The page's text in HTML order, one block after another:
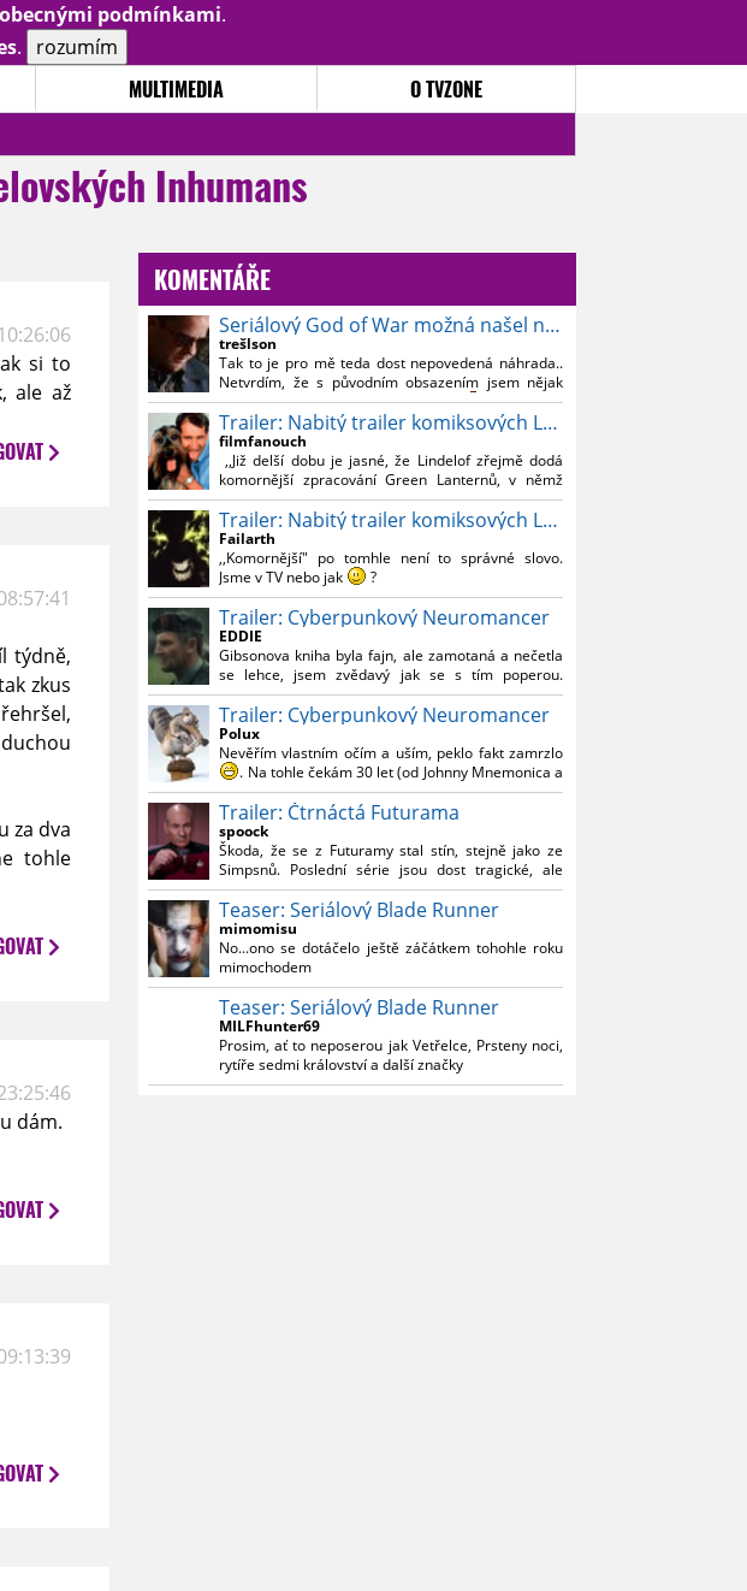
podmínkami.
. rozumím
MULTIMEDIA O TVZONE
Inhumans
si to
ale až
týdně,
zkus
za dva
tohle
dám.
KOMENTÁŘE
Seriálový God of War možná našel nového Kratose
trešlson
Tak to je pro mě teda dost nepovedená náhrada..
Netvrdím, že s původním obsazením jsem nějak
souznil, ale Bautistu fakt nemusim..
Trailer: Nabitý trailer komiksových Lanterns
filmfanouch
,,Již delší dobu je jasné, že Lindelof zřejmě dodá
komornější zpracování Green Lanternů, v němž
nebude moc prostoru na vesmírné blbnutí, o to více
se ovšem bude moci nová adaptace odprostit třeba
od filmového Green Lanterna s Ryanem
Reynoldsem.´´ Co je na tom nesrozumitelného?
Trailer: Nabitý trailer komiksových Lanterns
Failarth
,,Komornější" po tomhle není to správné slovo.
Jsme v TV nebo jak
?
Nebál bych se říct, že to vypadá skvěle jak po
stránce kvantity materiálu, tak i formou.
Výběr Ulricha Tomsena pro mě velké překvapení a
velmi zajímavá volba bravo.
Chandler je lepší a lepší s každou novou scénou.
Komiksy to mají ted´těžké, paradoxně tomu škodí
to všechno kolem (DC nebo MCU to je buřt) , ale
nezasloužilo by si to zářez jen kvůli tomu. Držím
tomu palce.
Trailer: Cyberpunkový Neuromancer
EDDIE
Gibsonova kniha byla fajn, ale zamotaná a nečetla
se lehce, jsem zvědavý jak se s tím poperou.
Grafický román jsem nevěděl, že existuje.
Trailer: Cyberpunkový Neuromancer
Polux
Nevěřím vlastním očím a uším, peklo fakt zamrzlo
. Na tohle čekám 30 let (od Johnny Mnemonica a
tehdejšího zjištění z časopisů, kdo je to Gibson a co
je jeho debutová kniha zač), přičemž 25 let (od
Matrixu, který pojem cyberpunk dostal do
povědomí i obyčejného diváka a nikoliv fanouška
žánru) marně doufám, že si po řadě "duchovních
nástupců", kteří přišli poté (Ghost In The Shell, Alita:
Battle Angel, Altered Carbon, Blade Runner 2049,
Cyberpunk 2077, atd.), někdo konečně vzpomene i
na bibli cyberpunku, se kterou to všechno začalo.
Teď už nezbývá nic jiného než se tiše modlit a
doufat, že to bude stát za to
. Plus kudos za
sázku na seriál a nikoliv film, snad tvůrci tu výsadu
násobně větší stopáže náležitě využijí.
Trailer: Čtrnáctá Futurama
spoock
Škoda, že se z Futuramy stal stín, stejně jako ze
Simpsnů. Poslední série jsou dost tragické, ale
třeba se objeví nějaký zajímavý scénárista.
Nedávno začala vycházet nová řada Ricka a
Mortyho a já z úžasem zjistil, že se na to dá opět
koukat.
Teaser: Seriálový Blade Runner
mimomisu
No...ono se dotáčelo ještě záčátkem tohohle roku
mimochodem
Teaser: Seriálový Blade Runner
MILFhunter69
Prosim, ať to neposerou jak Vetřelce, Prsteny noci,
rytíře sedmi království a další značky